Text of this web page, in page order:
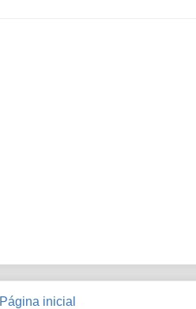
Página inicial